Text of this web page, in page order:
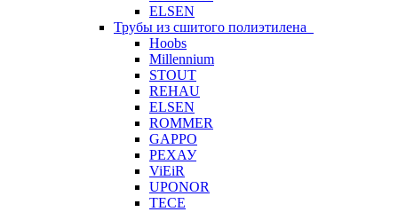
ELSEN
Трубы из сшитого полиэтилена
Hoobs
Millennium
STOUT
REHAU
ELSEN
ROMMER
GAPPO
РЕХАУ
ViEiR
UPONOR
TECE